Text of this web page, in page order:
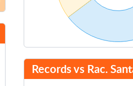
Records vs Rac.